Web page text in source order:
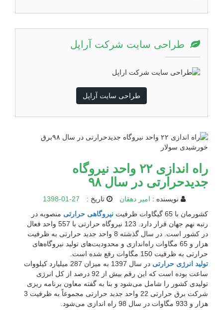
طراحی سایت شرکت آراپل
طراحی سایت آراپل
راه اندازی ۲۲ واحد نیروگاه
جدیدحرارتی در سال ۹۸
نویسنده : امیر دهقان تاریخ :
1398-01-27
کشورمان با 65 گیگاوات ظرفیت
نیروگاهی حرارتی منصوبه در
رتبه نهم جهان قرار دارد. 123 نیروگاه حرارتی با 557 واحد فعال
در کشور است. در سال گذشته 8 واحد جدید حرارتی به ظرفیت
هزار و 65 مگاوات راه‌اندازی و محدودیت‌های تولید نیروگاه‌های
حرارتی به ظرفیت 150 مگاوات رفع شده است.
تولید انرژی حرارتی
در سال 1397 به میزان 287 میلیارد کیلووات
ساعت بوده است که این رقم بیش از 92 درصد از کل انرژی
تولیدی کشور را شامل می‌شود و بنا به گفته معاون برنامه ریزی
شرکت برق حرارتی 22 واحد جدید حرارتی مجموعاً به ظرفیت 3
هزار و 933 مگاوات در سال 98 راه اندازی می‌شود.